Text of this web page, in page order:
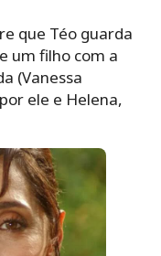
que Téo guarda
um filho com a
(Vanessa
ele e Helena,